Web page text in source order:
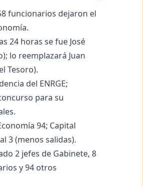
funcionarios dejaron el
24 horas se fue José
lo reemplazará Juan
Tesoro).
del ENRGE;
para su
94; Capital
3 (menos salidas).
2 jefes de Gabinete, 8
y 94 otros